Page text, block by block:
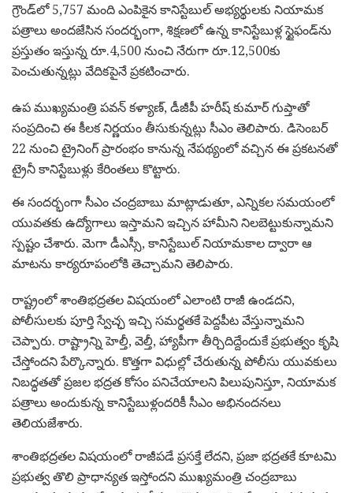
గ్రౌండ్‌లో 5,757 మంది ఎంపికైన కానిస్టేబుల్ అభ్యర్థులకు నియామక
పత్రాలు అందజేసిన సందర్భంగా, శిక్షణలో ఉన్న కానిస్టేబుళ్ల స్టైఫండ్‌ను
ప్రస్తుతం ఇస్తున్న రూ.4,500 నుంచి నేరుగా రూ.12,500కు
పెంచుతున్నట్లు వేదికపైనే ప్రకటించారు.
ఉప ముఖ్యమంత్రి పవన్ కళ్యాణ్, డీజీపీ హరీష్ కుమార్ గుప్తాతో
సంప్రదించి ఈ కీలక నిర్ణయం తీసుకున్నట్లు సీఎం తెలిపారు. డిసెంబర్
22 నుంచి ట్రైనింగ్ ప్రారంభం కానున్న నేపథ్యంలో వచ్చిన ఈ ప్రకటనతో
ట్రైనీ కానిస్టేబుళ్లు కేరింతలు కొట్టారు.
ఈ సందర్భంగా సీఎం చంద్రబాబు మాట్లాడుతూ, ఎన్నికల సమయంలో
యువతకు ఉద్యోగాలు ఇస్తామని ఇచ్చిన హామీని నిలబెట్టుకున్నామని
స్పష్టం చేశారు. మెగా డీఎస్సీ, కానిస్టేబుల్ నియామకాల ద్వారా ఆ
మాటను కార్యరూపంలోకి తెచ్చామని తెలిపారు.
రాష్ట్రంలో శాంతిభద్రతల విషయంలో ఎలాంటి రాజీ ఉండదని,
పోలీసులకు పూర్తి స్వేచ్ఛ ఇచ్చి సమర్థతకే పెద్దపీట వేస్తున్నామని
చెప్పారు. రాష్ట్రాన్ని హెల్తీ, వెల్తీ, హ్యాపీగా తీర్చిదిద్దేందుకే ప్రభుత్వం కృషి
చేస్తోందని పేర్కొన్నారు. కొత్తగా విధుల్లో చేరుతున్న పోలీసు యువకులు
నిబద్ధతతో ప్రజల భద్రత కోసం పనిచేయాలని పిలుపునిస్తూ, నియామక
పత్రాలు అందుకున్న కానిస్టేబుళ్లందరికీ సీఎం అభినందనలు
తెలియజేశారు.
శాంతిభద్రతల విషయంలో రాజీపడే ప్రసక్తే లేదని, ప్రజా భద్రతకే కూటమి
ప్రభుత్వ తొలి ప్రాధాన్యత ఇస్తోందని ముఖ్యమంత్రి చంద్రబాబు